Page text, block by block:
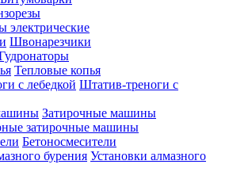
электрические
Швонарезчики
Тепловые копья
Штатив-треноги с
Затирочные машины
затирочные машины
Бетоносмесители
Установки алмазного